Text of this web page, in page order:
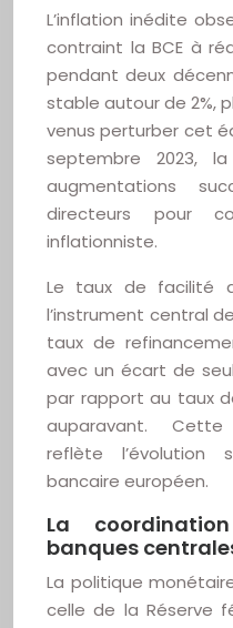
L’inflation inédite
contraint la BCE à
pendant deux
stable autour de 2%,
venus perturber cet
septembre 2023,
augmentations
directeurs pour
inflationniste.
Le taux de facilité
l’instrument central
taux de
avec un écart de
par rapport au taux
auparavant. Cette
reflète l’évolution
bancaire européen.
La
banques
La politique
celle de la Réserve